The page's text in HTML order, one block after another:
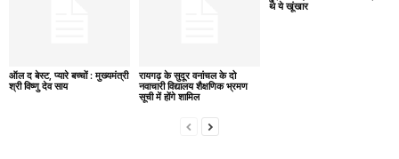
ऑल द बेस्ट, प्यारे बच्चों : मुख्यमंत्री
श्री विष्णु देव साय
रायगढ़ के सुदूर वनांचल के दो
नवाचारी विद्यालय शैक्षणिक भ्रमण
सूची में होंगे शामिल
थे ये खूंखार